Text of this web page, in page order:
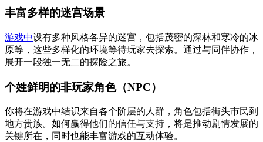
丰富多样的迷宫场景
游戏中设有多种风格各异的迷宫，包括茂密的深林和寒冷的冰
原等，这些多样化的环境等待玩家去探索。通过与同伴协作，
展开一段独一无二的探险之旅。
个姓鲜明的非玩家角色（NPC）
你将在游戏中结识来自各个阶层的人群，角色包括街头市民到
地方贵族。如何赢得他们的信任与支持，将是推动剧情发展的
关键所在，同时也能丰富游戏的互动体验。